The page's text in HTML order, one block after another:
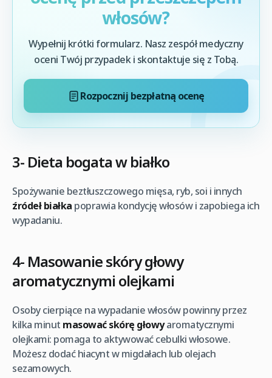
włosów?
Wypełnij krótki formularz. Nasz zespół medyczny
oceni Twój przypadek i skontaktuje się z Tobą.
Rozpocznij bezpłatną ocenę
3- Dieta bogata w białko
Spożywanie beztłuszczowego mięsa, ryb, soi i innych
źródeł białka poprawia kondycję włosów i zapobiega ich
wypadaniu.
4- Masowanie skóry głowy
aromatycznymi olejkami
Osoby cierpiące na wypadanie włosów powinny przez
kilka minut masować skórę głowyaromatycznymi
olejkami: pomaga to aktywować cebulki włosowe.
Możesz dodać hiacynt w migdałach lub olejach
sezamowych.